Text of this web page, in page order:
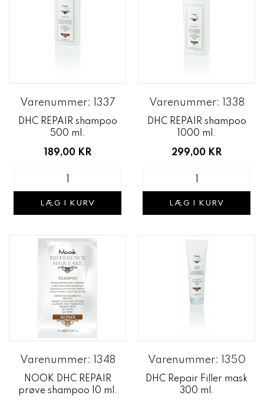
Varenummer: 1337
DHC REPAIR shampoo
500 ml.
189,00 KR
LÆG I KURV
Varenummer: 1338
DHC REPAIR shampoo
1000 ml.
299,00 KR
LÆG I KURV
Varenummer: 1348
NOOK DHC REPAIR
prøve shampoo 10 ml.
Varenummer: 1350
DHC Repair Filler mask
300 ml.